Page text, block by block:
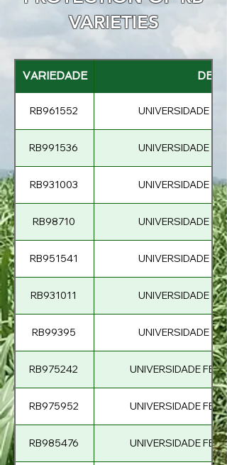
VARIETIES
VARIEDADE
RB961552 UNIVERSIDADE
RB991536 UNIVERSIDADE
RB931003 UNIVERSIDADE
RB98710 UNIVERSIDADE
RB951541 UNIVERSIDADE
RB931011 UNIVERSIDADE
RB99395 UNIVERSIDADE
RB975242 UNIVERSIDADE
RB975952 UNIVERSIDADE
RB985476 UNIVERSIDADE